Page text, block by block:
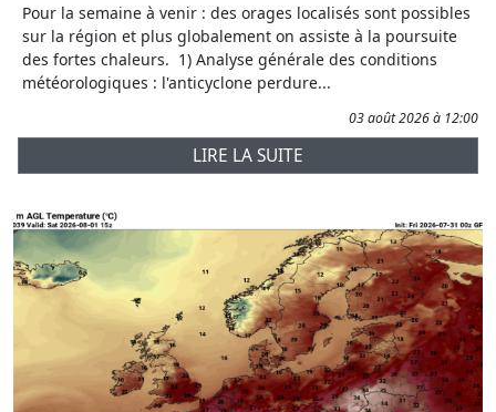
Pour la semaine à venir : des orages localisés sont possibles
sur la région et plus globalement on assiste à la poursuite
des fortes chaleurs. 1) Analyse générale des conditions
météorologiques : l'anticyclone perdure...
03 août 2026 à 12:00
LIRE LA SUITE